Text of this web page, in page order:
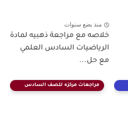
منذ بضع سنوات
خلاصه مع مراجعة ذهبيه لمادة
الرياضيات السادس العلمي
مع حل...
مراجعات مركزه للصف السادس